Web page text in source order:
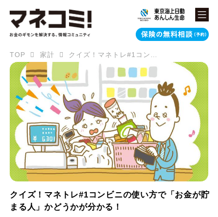
TOP 家計 クイズ！マネトレ#1コンビニの使い方で「お金が貯まる人」かどうかが分かる！
クイズ！マネトレ#1コンビニの使い方で「お金が貯
まる人」かどうかが分かる！